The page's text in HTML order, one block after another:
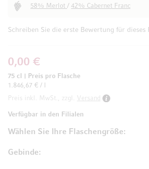
Schreiben Sie die erste Bewertung für dieses
58% Merlot / 42% Cabernet Franc
Wählen Sie Ihre Flaschengröße
Gebinde
0,00 €
75 cl
Preis pro Flasche
1.846,67 € / l
Preis inkl. MwSt., zzgl.
Versand
Verfügbar in den Filialen